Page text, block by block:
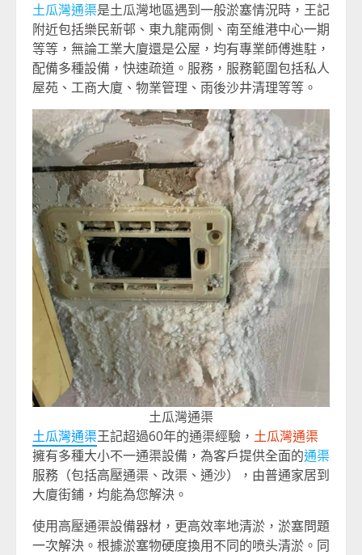
土瓜灣通渠是土瓜灣地區遇到一般淤塞情況時，王記
附近包括樂民新邨、東九龍兩側、南至維港中心一期
等等，無論工業大廈還是公屋，均有專業師傅進駐，
配備多種設備，快速疏道。 服務，服務範圍包括私人
屋苑、工商大廈、物業管理、雨後沙井清理等等。
土瓜灣通渠
土瓜灣通渠王記超過60年的通渠經驗， 土瓜灣通渠
擁有多種大小不一通渠設備，為客戶提供全面的通渠
服務（包括高壓通渠、改渠、通沙），由普通家居到
大廈街鋪，均能為您解決。
使用高壓通渠設備器材，更高效率地清淤，淤塞問題
一次解決。根據淤塞物硬度換用不同的喷头清淤。同